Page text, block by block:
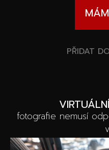
PŘIDAT
fotografie nemusí